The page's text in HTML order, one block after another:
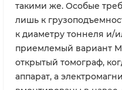
такими же. Особые
лишь к
к диаметру тоннеля и/
приемлемый вариант
открытый томограф,
аппарат, а